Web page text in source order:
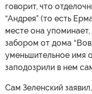
говорит, что
“Андрея” (то есть
месте она
забором от дома
уменьшительное имя
заподозрили в нем
Сам Зеленский